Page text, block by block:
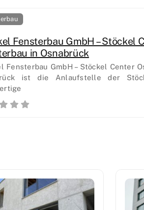
Fensterbau GmbH – Stöckel
in Osnabrück
Fensterbau GmbH – Stöckel Center
ist die Anlaufstelle der